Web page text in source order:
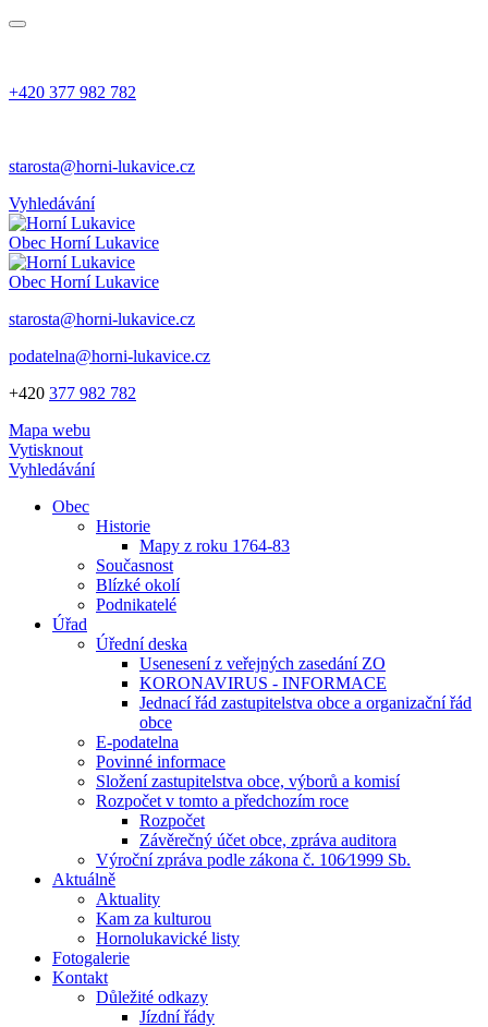
+420 377 982 782
starosta@horni-lukavice.cz
Vyhledávání
Obec Horní Lukavice
Obec Horní Lukavice
starosta@horni-lukavice.cz
podatelna@horni-lukavice.cz
+420 377 982 782
Mapa webu
Vytisknout
Vyhledávání
Obec
Historie
Mapy z roku 1764-83
Současnost
Blízké okolí
Podnikatelé
Úřad
Úřední deska
Usenesení z veřejných zasedání ZO
KORONAVIRUS - INFORMACE
Jednací řád zastupitelstva obce a organizační řád
obce
E-podatelna
Povinné informace
Složení zastupitelstva obce, výborů a komisí
Rozpočet v tomto a předchozím roce
Rozpočet
Závěrečný účet obce, zpráva auditora
Výroční zpráva podle zákona č. 106⁄1999 Sb.
Aktuálně
Aktuality
Kam za kulturou
Hornolukavické listy
Fotogalerie
Kontakt
Důležité odkazy
Jízdní řády